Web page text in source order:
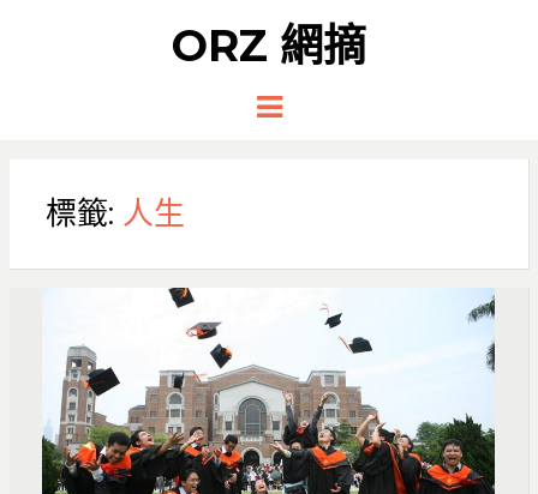
ORZ 網摘
Menu
標籤: 人生